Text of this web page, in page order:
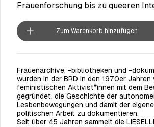
Frauenforschung bis zu queeren
Zum Warenkorb hinzufügen
Frauenarchive, -bibliotheken und -
wurden in der BRD in den 1970er Jahren
feministischen Aktivist*innen mit dem
gegründet, die Geschichte der
Lesben­bewegungen und damit der
politischen Arbeit zu dokumentieren.
Seit über 45 Jahren sammelt die